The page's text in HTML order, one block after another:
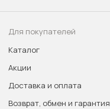
Для покупателей
Каталог
Акции
Доставка и оплата
Возврат, обмен и гарантия